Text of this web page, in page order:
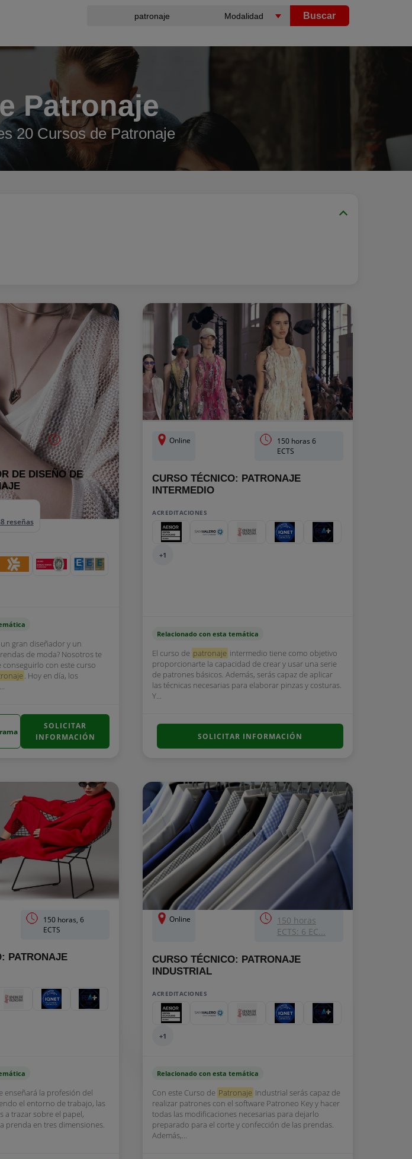
Buscar
Patronaje
20 Cursos de Patronaje
650 Horas
DE DISEÑO DE
reseñas
gran diseñador y un
de moda? Nosotros te
con este curso
. Hoy en día, los
SOLICITAR
INFORMACIÓN
Online
150 horas 6
ECTS
CURSO TÉCNICO: PATRONAJE
INTERMEDIO
ACREDITACIONES
+1
Relacionado con esta temática
El curso de patronaje intermedio tiene como objetivo
proporcionarte la capacidad de crear y usar una serie
de patrones básicos. Además, serás capaz de aplicar
las técnicas necesarias para elaborar pinzas y costuras.
Y...
SOLICITAR INFORMACIÓN
150 horas, 6
ECTS
PATRONAJE
enseñará la profesión del
el entorno de trabajo, las
a trazar sobre el papel,
prenda en tres dimensiones.
Online
150 horas
ECTS: 6 EC...
CURSO TÉCNICO: PATRONAJE
INDUSTRIAL
ACREDITACIONES
+1
Relacionado con esta temática
Con este Curso de Patronaje Industrial serás capaz de
realizar patrones con el software Patroneo Key y hacer
todas las modificaciones necesarias para dejarlo
preparado para el corte y confección de las prendas.
Además,...